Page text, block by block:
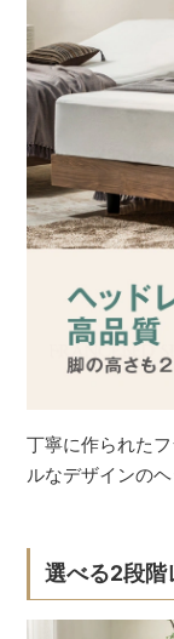
丁寧に作られた
ルなデザインのヘ
選べる2段階